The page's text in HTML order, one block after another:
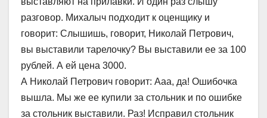
разговор. Михалыч подходит к оценщику и
говорит: Слышишь, говорит, Николай Петрович,
вы выставили тарелочку? Вы выставили ее за 100
рублей. А ей цена 3000.
А Николай Петрович говорит: Ааа, да! Ошибочка
вышла. Мы же ее купили за стольник и по ошибке
за стольник выставили. Раз! Исправил стольник